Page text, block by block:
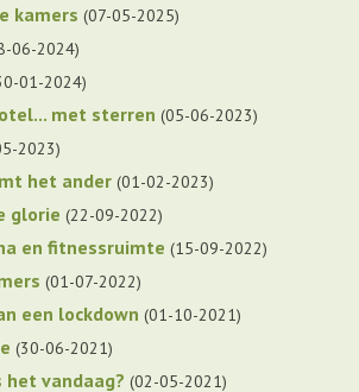
kamers 07-05-2025
06-2024
01-2024
met sterren 05-06-2023
2023
het ander 01-02-2023
glorie 22-09-2022
en fitnessruimte 15-09-2022
01-07-2022
een lockdown 01-10-2021
30-06-2021
het vandaag? 02-05-2021